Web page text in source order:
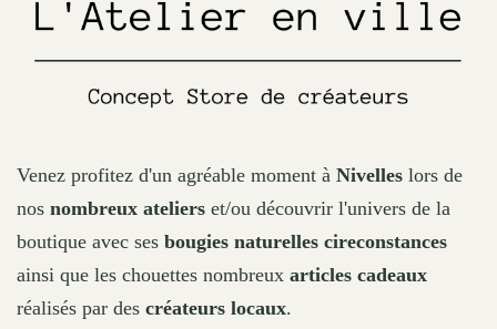
product
page
Venez profitez d'un agréable moment à Nivelles lors de
nos nombreux ateliers et/ou découvrir l'univers de la
boutique avec ses bougies naturelles cireconstances
ainsi que les chouettes nombreux articles cadeaux
réalisés par des créateurs locaux.